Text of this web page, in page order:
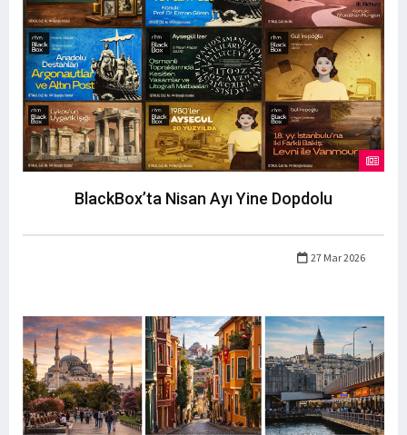
BlackBox’ta Nisan Ayı Yine Dopdolu
27 Mar 2026